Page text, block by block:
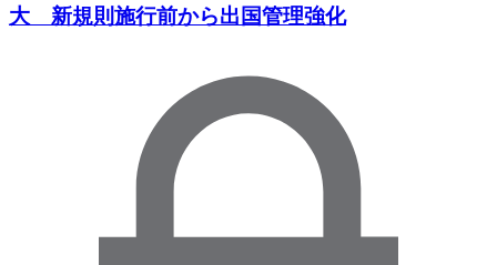
大 新規則施行前から出国管理強化